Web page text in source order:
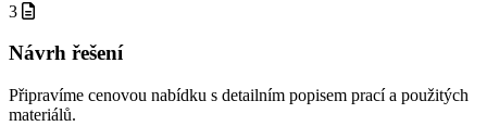
3
Návrh řešení
Připravíme cenovou nabídku s detailním popisem prací a použitých
materiálů.